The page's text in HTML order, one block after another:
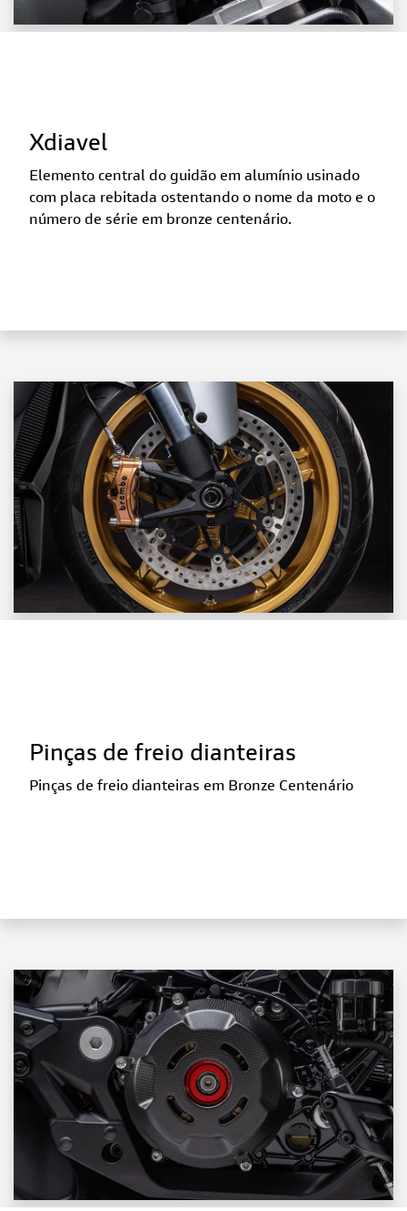
Xdiavel
Elemento central do guidão em alumínio usinado
com placa rebitada ostentando o nome da moto e o
número de série em bronze centenário.
Pinças de freio dianteiras
Pinças de freio dianteiras em Bronze Centenário